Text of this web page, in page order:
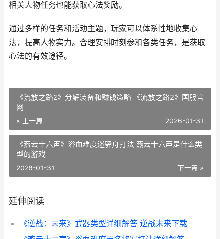
相关人物任务也能获取心法奖励。
通过多样的任务和活动主题，玩家可以体系性地收集心
法，提高人物实力。合理安排时刻参和各类任务，是获取
心法的有效途径。
《流放之路2》分解装备和赚钱策略 《流放之路2》国服官
网
« 上一篇 2026-01-31
《燕云十六声》浴血难度迷驿舟打法 燕云十六声是什么类
型的游戏
下一篇 »
2026-01-31
延伸阅读
《逆战：未来》武器类型详细解答 逆战未来下载